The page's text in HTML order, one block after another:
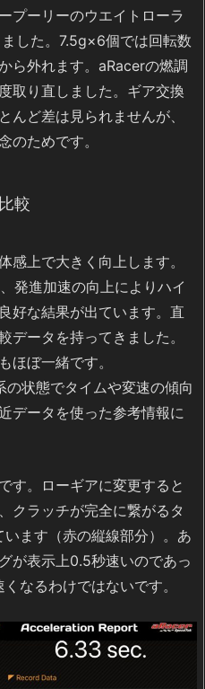
プーリーのウエイトローラ
した。7.5g×6個では回転数
ら外れます。aRacerの燃調
取り直しました。ギア交換
んど差は見られませんが、
のためです。
較
感上で大きく向上します。
発進加速の向上によりハイ
好な結果が出ています。直
データを持ってきました。
ほぼ一緒です。
状態でタイムや変速の傾向
データを使った参考情報に
す。ローギアに変更すると
クラッチが完全に繋がるタ
ます（赤の縦線部分）。あ
が表示上0.5秒速いのであっ
なるわけではないです。